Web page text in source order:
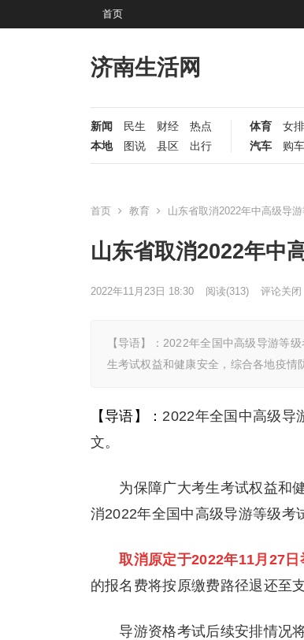
首页
济南生活网
新闻 民生 财经
热点
本地
图说 县区 出行
体育 女排
汽车
购车
首页 教育 山东省取消2022年中高级导
山东省取消2022年中
2022年11月23日 18:30 阅读(313) 评论关闭
【导语】：2022年全国中高级导游
生考试权益和健康安全，综合各地疫情
【导语】： 2022年全国中高级导
文。
为保障广大考生考试权益和健
消2022年全国中高级导游等级考
取消原定于2022年11月27
的报名费将按原缴费路径退还至
导游资格考试后续安排情况将